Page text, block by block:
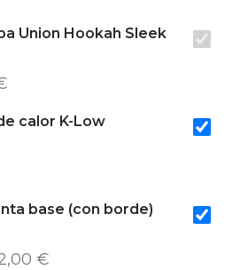
Union Hookah Sleek
calor K-Low
base (con borde)
€